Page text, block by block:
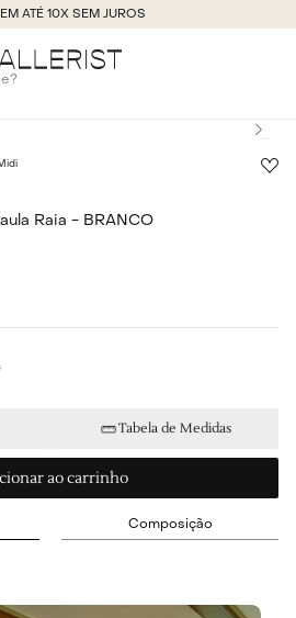
EM ATÉ 10X SEM JUROS
hoje?
Vestido Linho Classic Paula Raia - BRANCO
Tabela de Medidas
ao carrinho
Composição